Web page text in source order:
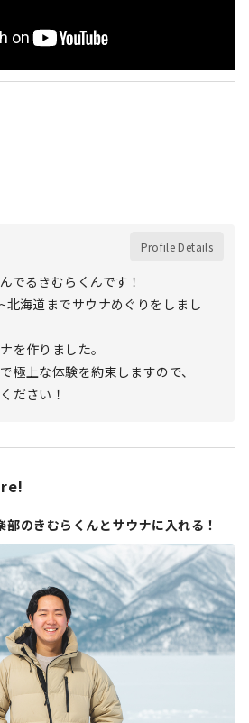
Profile Details
でるきむらくんです！
北海道までサウナめぐりをしまし
を作りました。
極上な体験を約束しますので、
ださい！
のきむらくんとサウナに入れる！